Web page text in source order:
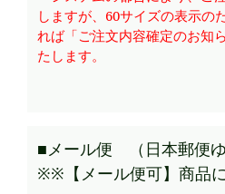
しますが、60サイズの表示の
れば「ご注文内容確定のお知
たします。
■メール便 （日本郵便
※※【メール便可】商品